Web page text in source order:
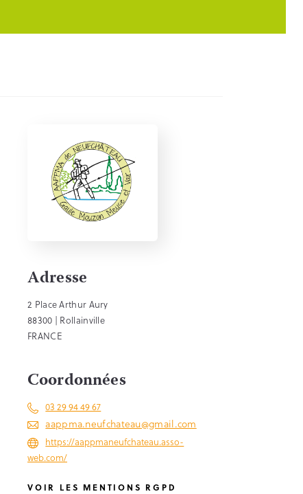
Adresse
2 Place Arthur Aury
88300 | Rollainville
FRANCE
Coordonnées
03 29 94 49 67
aappma.neufchateau@gmail.com
https://aappmaneufchateau.asso-
web.com/
VOIR LES MENTIONS RGPD